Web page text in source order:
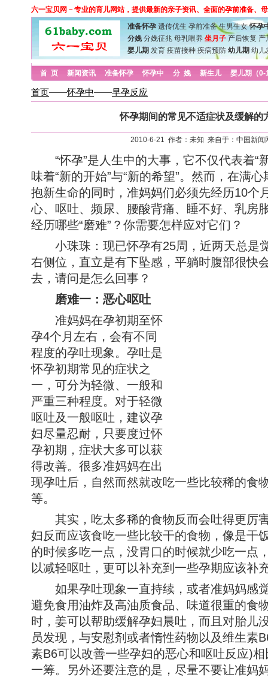
六一宝贝网－专业的育儿网站，提供最新的亲子资讯、全面的孕前准备、
准备怀孕 遗传优生 孕前准备 生男生女 怀孕
分娩 分娩征兆 母乳喂养 坐月子 产后恢复 产
婴儿期 发育 疫苗接种 疾病预防 幼儿期 幼儿
首 页 新闻资讯 准备怀孕 怀孕中 分 娩 新生儿 婴儿期（0-
首页——怀孕中——早孕反应
怀孕期间的常见不适症状及缓解的
2010-6-21 作者：未知 来自于：中国新闻
“怀孕”是人生中的大事，它不仅代表着“
味着“新的开始”与“新的希望”。然而，在满
抱新生命的同时，准妈妈们必须先经历10
心、呕吐、频尿、腰酸背痛、睡不好、乳
经历哪些“磨难”？你需要怎样应对它们？
小珠珠：现已怀孕有25周，近两天总是
右侧位，直立是有下坠感，平躺时腹部很快
去，请问是怎么回事？
磨难一：恶心呕吐
准妈妈在孕初期至怀
孕4个月左右，会有不同
程度的孕吐现象。孕吐是
怀孕初期常见的症状之
一，可分为轻微、一般和
严重三种程度。对于轻微
呕吐及一般呕吐，建议孕
妇尽量忍耐，只要度过怀
孕初期，症状大多可以获
得改善。很多准妈妈在出
现孕吐后，自然而然就改吃一些比较稀的食
等。
其实，吃太多稀的食物反而会吐得更厉
妇反而应该食吃一些比较干的食物，像是干
的时候多吃一点，没胃口的时候就少吃一点
以减轻呕吐，更可以补充到一些孕期应该补
如果孕吐现象一直持续，或者准妈妈感
避免食用油炸及高油质食品、味道很重的食
时，姜可以帮助缓解孕妇晨吐，而且对胎儿
员发现，与安慰剂或者惰性药物以及维生素
素B6可以改善一些孕妇的恶心和呕吐反应)
一筹。另外还要注意的是，尽量不要让准妈